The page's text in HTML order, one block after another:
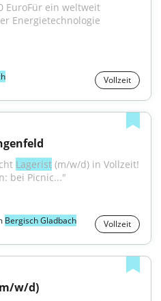
EuroFür ein weltweit
Energietechnologie
Vollzeit
Lagerist (m/w/d) in Vollzeit!
bei Picnic..."
Bergisch Gladbach Vollzeit
w/d)